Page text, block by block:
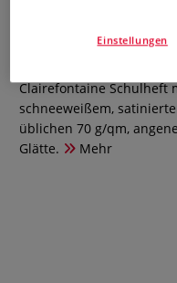
0
Clairefontaine Schulheft
schneeweißem,
üblichen 70 g/qm,
Glätte.
Mehr
Einstellungen